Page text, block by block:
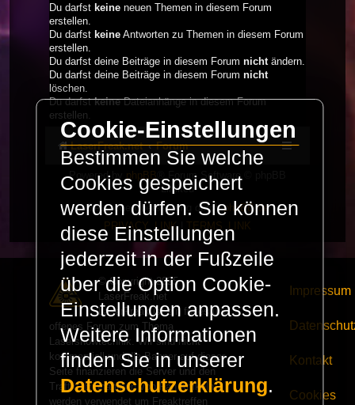
Du darfst keine neuen Themen in diesem Forum
erstellen.
Du darfst keine Antworten zu Themen in diesem Forum
erstellen.
Du darfst deine Beiträge in diesem Forum nicht ändern.
Du darfst deine Beiträge in diesem Forum nicht
löschen.
Du darfstkeineDateianhänge in diesem Forum
erstellen.
LaserFreak.net Forum
Powered by phpBB
® Forum Software © phpBB
Limited
Deutsche Übersetzung durchphpBB.de
PRIVACY_LINK| TERMS_LINK
© Copyright 2025 -
LaserFreak.net
LaserFreak ist ein freies und
offenes Forum zum Thema
Lasershowtechnik. Wir sind nicht
kommerziell und die Banner auf dieser
Seite finanzieren die Server und den
Traffic. Einnahmen von Fan Artikeln
werden verwendet um Freaktreffen
Impressum
Kontakt
Cookies
Cookie-Einstellungen
Bestimmen Sie welche
Cookies gespeichert
werden dürfen. Sie können
diese Einstellungen
jederzeit in der Fußzeile
über die Option Cookie-
Einstellungen anpassen.
Weitere Informationen
finden Sie in unserer
Datenschutzerklärung.